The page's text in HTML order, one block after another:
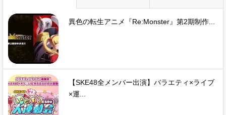
異色の転生アニメ『Re:Monster』第2期制作...
【SKE48全メンバー出演】バラエティ×ライブ
×運...